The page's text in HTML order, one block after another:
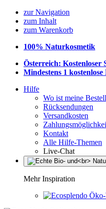
zur Navigation
zum Inhalt
zum Warenkorb
100% Naturkosmetik
Österreich: Kostenloser
Mindestens 1 kostenlose
Hilfe
Wo ist meine
Rücksendungen
Versandkosten
Kontakt
Alle Hilfe-Themen
Live-Chat
Mehr Inspiration